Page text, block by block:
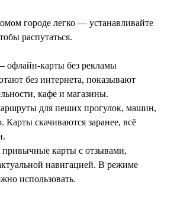
городе легко — устанавливайте
распутаться.
офлайн-карты без рекламы
без интернета, показывают
кафе и магазины.
для пеших прогулок, машин,
Карты скачиваются заранее, всё
карты с отзывами,
навигацией. В режиме
использовать.